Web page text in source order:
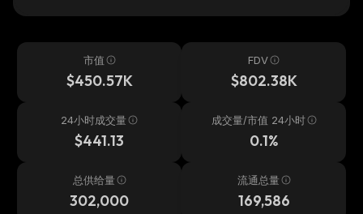
市值
$450.57K
FDV
$802.38K
24小时成交量
$441.13
成交量/市值 24小时
0.1%
总供给量
302,000
流通总量
169,586